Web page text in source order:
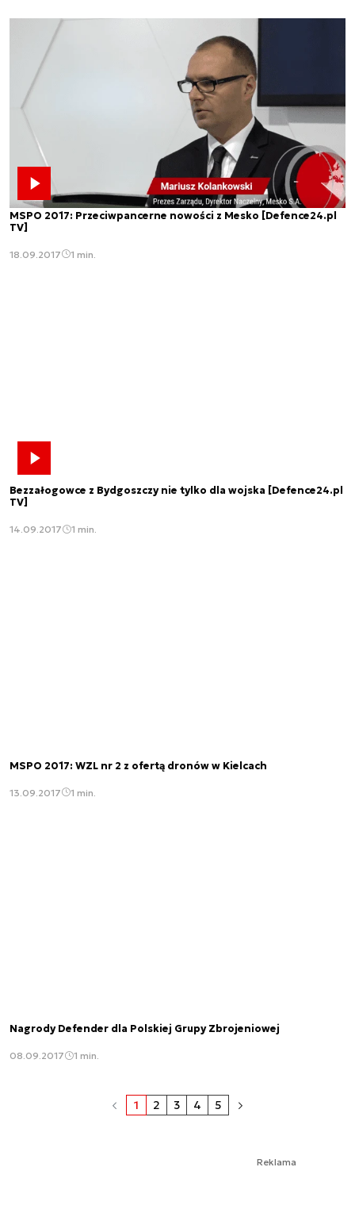
MSPO 2017: Przeciwpancerne nowości z Mesko [Defence24.pl
TV]
18.09.2017 1 min.
Bezzałogowce z Bydgoszczy nie tylko dla wojska [Defence24.pl
TV]
14.09.2017 1 min.
MSPO 2017: WZL nr 2 z ofertą dronów w Kielcach
13.09.2017 1 min.
Nagrody Defender dla Polskiej Grupy Zbrojeniowej
08.09.2017 1 min.
1 2 3 4 5
Reklama